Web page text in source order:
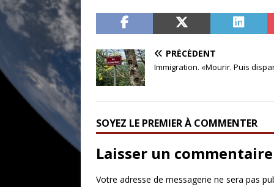
PRÉCÉDENT
Immigration. «Mourir. Puis
SOYEZ LE PREMIER À COMMENTER
Laisser un commentaire
Votre adresse de messagerie ne sera pas